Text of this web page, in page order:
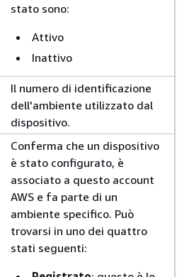
stato sono:
Attivo
Inattivo
Il numero di identificazione
dell'ambiente utilizzato dal
dispositivo.
Conferma che un dispositivo
è stato configurato, è
associato a questo account
AWS e fa parte di un
ambiente specifico. Può
trovarsi in uno dei quattro
stati seguenti: